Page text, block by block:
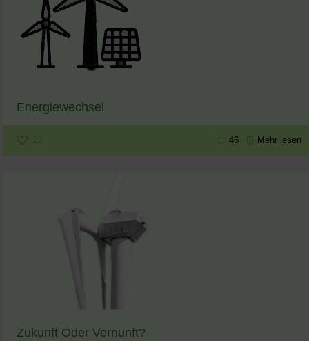
Energiewechsel
22 46 Mehr lesen
Zukunft Oder Vernunft?